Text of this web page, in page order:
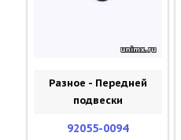
Разное - Передней
подвески
92055-0094